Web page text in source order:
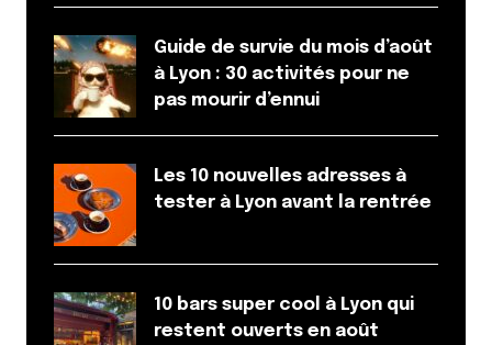
Guide de survie du mois d’août
à Lyon : 30 activités pour ne
pas mourir d’ennui
Les 10 nouvelles adresses à
tester à Lyon avant la rentrée
10 bars super cool à Lyon qui
restent ouverts en août